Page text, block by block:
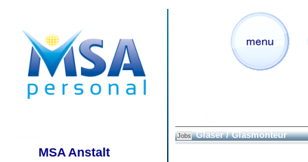
MSA Anstalt
Jobs Glaser / Glasmonteur